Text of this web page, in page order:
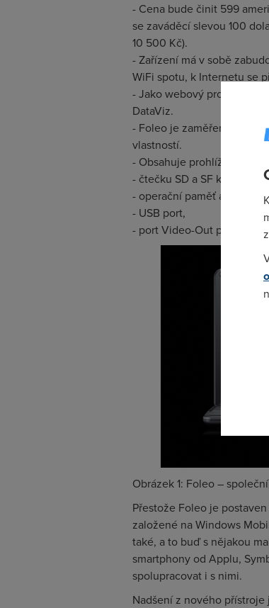
- Cena bude činit 599
se zaváděcí slevou 100
10 500 Kč).
- Zařízení má v sobě
WiFi spotu, k Internetu se
- Jako webový prohlížeč
DataViz.
- Foleo je zaměřen
vlastností.
- Obsahuje prohlížeč
- čtečku SD a SF karet,
- operační paměť asi 118 MB,
- USB port,
- port Video-Out pro práci
Obrázek 1: Foleo –
Přestože Foleo je
založené na Windows
také, a to buď s nějakou
smartphony od Applu,
spolupracovat i s nimi.
Nadšení z nového